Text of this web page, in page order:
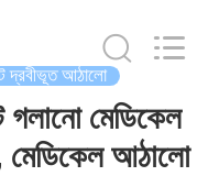
দ্রবীভূত আঠালো
মেডিকেল
আঠালো